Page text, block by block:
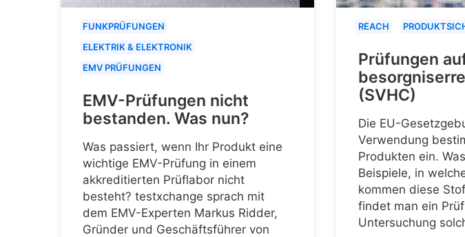
FUNKPRÜFUNGEN
ELEKTRIK & ELEKTRONIK
EMV PRÜFUNGEN
EMV-Prüfungen nicht
bestanden. Was nun?
Was passiert, wenn Ihr Produkt eine
wichtige EMV-Prüfung in einem
akkreditierten Prüflabor nicht
besteht? testxchange sprach mit
dem EMV-Experten Markus Ridder,
Gründer und Geschäftsführer von
REACH
Prüfungen
(SVHC)
Die EU-
Verwendung
Produkten ein.
Beispiele, in
kommen diese
findet man ein
Untersuchung